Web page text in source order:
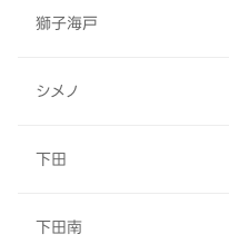
獅子海戸
シメノ
下田
下田南